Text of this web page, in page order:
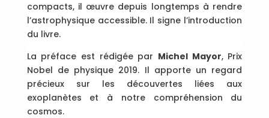
compacts, il œuvre depuis longtemps à rendre
l’astrophysique accessible. Il signe l’introduction
du livre.
La préface est rédigée par Michel Mayor, Prix
Nobel de physique 2019. Il apporte un regard
précieux sur les découvertes liées aux
exoplanètes et à notre compréhension du
cosmos.